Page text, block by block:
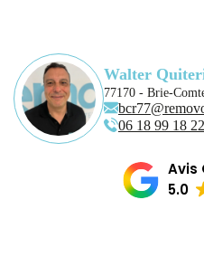
Walter
77170 - Brie-
06 18 99 18 22
Avis
5.0